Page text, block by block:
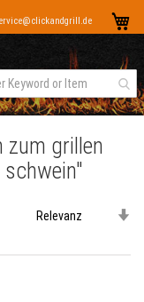
zum grillen